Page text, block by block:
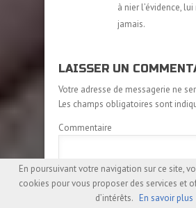
à nier l’évidence, lui
jamais.
LAISSER UN
Votre adresse de messagerie ne
Les champs obligatoires sont
Commentaire
En poursuivant votre navigation sur ce site,
cookies pour vous proposer des services et
d’intérêts. En savoir plus